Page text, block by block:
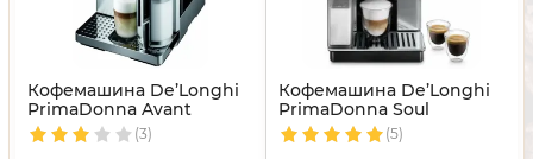
Кофемашина De’Longhi
PrimaDonna Avant
(3)
Кофемашина De’Longhi
PrimaDonna Soul
(5)